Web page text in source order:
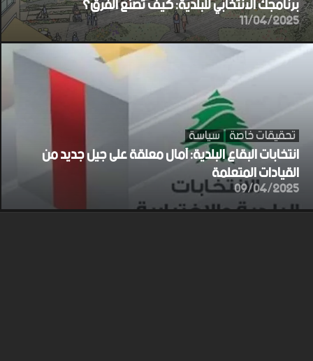
11/04/2025
تحقيقات خاصة سياسة
انتخابات البقاع البلدية: آمال معلقة على جيل جديد من
القيادات المتعلمة
09/04/2025